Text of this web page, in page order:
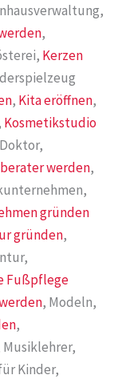
,
Kerzen
, Kita eröffnen,
Kosmetikstudio
werden,
gründen
gründen,
Fußpflege
, Modeln,
,
Musiklehrer,
Kinder,